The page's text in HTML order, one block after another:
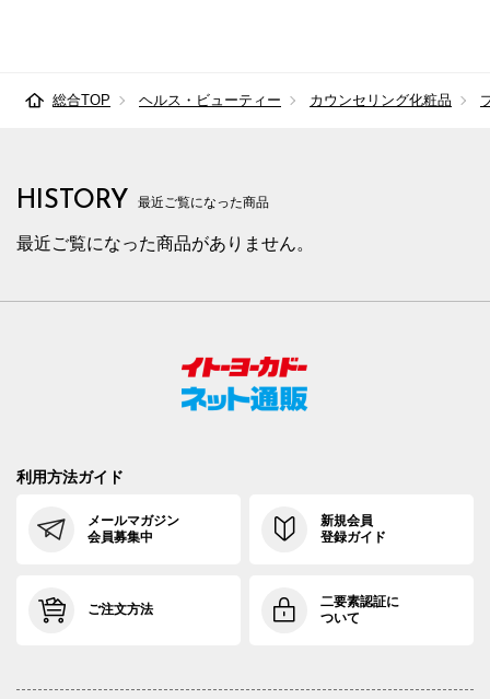
総合TOP ヘルス・ビューティー カウンセリング化粧品
HISTORY 最近ご覧になった商品
最近ご覧になった商品がありません。
利用方法ガイド
メールマガジン
会員募集中
新規会員
登録ガイド
ご注文方法
二要素認証に
ついて